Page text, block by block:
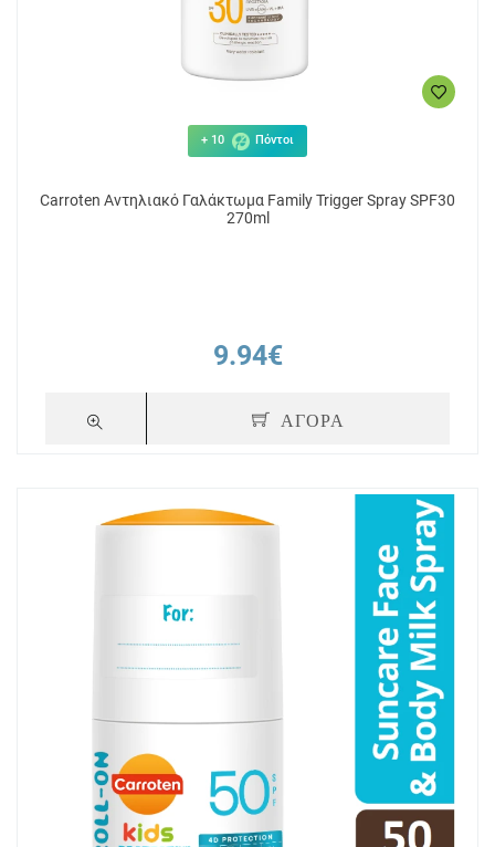
+ 10 Πόντοι
Carroten Αντηλιακό Γαλάκτωμα Family Trigger Spray SPF30
270ml
9.94€
ΑΓΟΡΑ